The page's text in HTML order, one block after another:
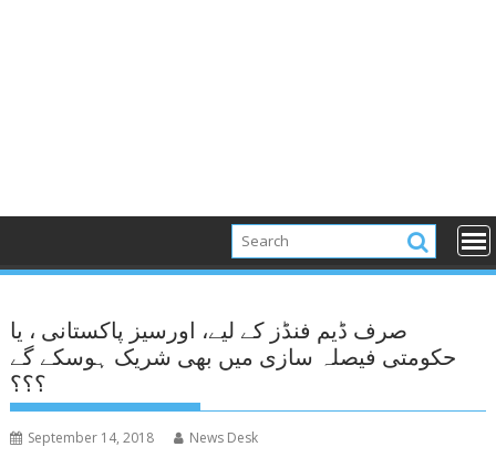
صرف ڈیم فنڈز کے لیے، اورسیز پاکستانی ، یا
حکومتی فیصلہ سازی میں بھی شریک ہوسکے گے
؟؟؟
September 14, 2018 News Desk